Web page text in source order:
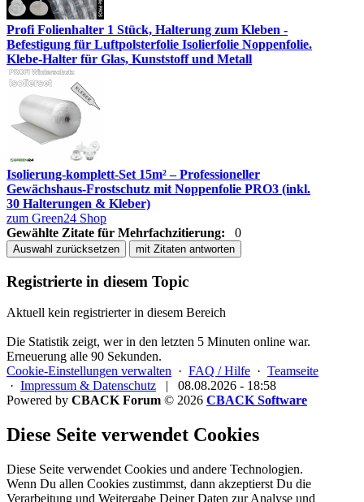
Profi Folienhalter 1 Stück, Halterung zum Kleben -
Befestigung für Luftpolsterfolie Isolierfolie Noppenfolie.
Klebe-Halter für Glas, Kunststoff und Metall
Isolierung-komplett-Set 15m² – Professioneller
Gewächshaus-Frostschutz mit Noppenfolie PRO3 (inkl.
30 Halterungen & Kleber)
zum Green24 Shop
Gewählte Zitate für Mehrfachzitierung:
0
Auswahl zurücksetzen mit Zitaten antworten
Registrierte in diesem Topic
Aktuell kein registrierter in diesem Bereich
Die Statistik zeigt, wer in den letzten 5 Minuten online war.
Erneuerung alle 90 Sekunden.
Cookie-Einstellungen verwalten · FAQ / Hilfe · Teamseite
· Impressum & Datenschutz |
08.08.2026 - 18:58
Powered by CBACK Forum © 2026 CBACK Software
Diese Seite verwendet Cookies
Diese Seite verwendet Cookies und andere Technologien.
Wenn Du allen Cookies zustimmst, dann akzeptierst Du die
Verarbeitung und Weitergabe Deiner Daten zur Analyse und